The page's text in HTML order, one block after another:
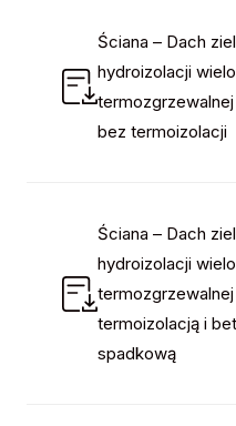
Ściana – Dach
hydroizolacji
bez termoizolacji
Ściana – Dach
hydroizolacji
termoizolacją i
spadkową